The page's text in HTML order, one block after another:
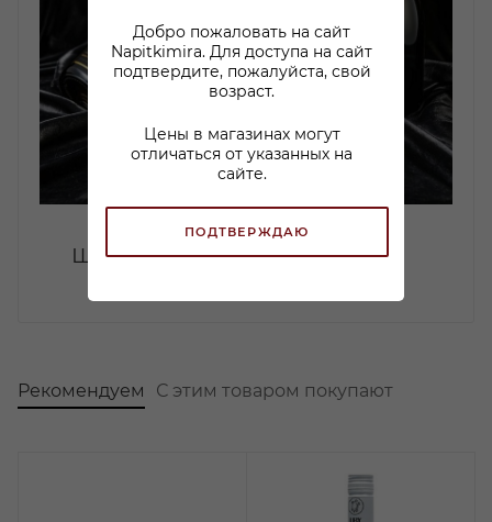
Добро пожаловать на сайт
Napitkimira. Для доступа на сайт
подтвердите, пожалуйста, свой
возраст.
Цены в магазинах могут
отличаться от указанных на
сайте.
ПОДТВЕРЖДАЮ
Шарман, Креман!
Рекомендуем С этим товаром покупают